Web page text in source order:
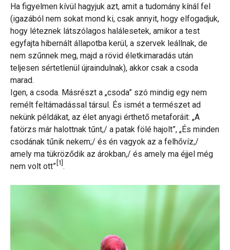
Ha figyelmen kívül hagyjuk azt, amit a tudomány kínál fel
(igazából nem sokat mond ki, csak annyit, hogy elfogadjuk,
hogy léteznek látszólagos halálesetek, amikor a test
egyfajta hibernált állapotba kerül, a szervek leállnak, de
nem szűnnek meg, majd a rövid életkimaradás után
teljesen sértetlenül újraindulnak), akkor csak a csoda
marad.
Igen, a csoda. Másrészt a „csoda” szó mindig egy nem
remélt feltámadással társul. És ismét a természet ad
nekünk példákat, az élet anyagi érthető metaforáit: „A
fatörzs már halottnak tűnt,/ a patak fölé hajolt”, „És minden
csodának tűnik nekem;/ és én vagyok az a felhővíz,/
amely ma tükröződik az árokban,/ és amely ma éjjel még
nem volt ott” [1] .